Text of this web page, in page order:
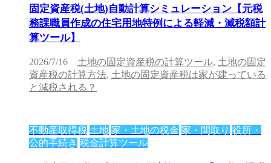
固定資産税(土地)自動計算シミュレーション【元税
務課職員作成の住宅用地特例による軽減・減税額計
算ツール】
2026/7/16 土地の固定資産税の計算ツール, 土地の固定
資産税の計算方法, 土地の固定資産税は家が建っている
と減税される？
不動産取得税 土地 家・土地の税金 家・間取り 役所・
公的手続き 税金計算ツール